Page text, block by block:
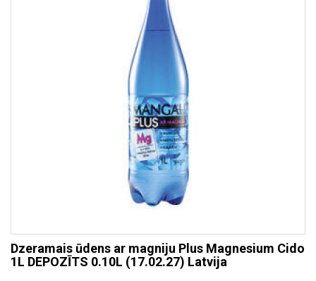
Dzeramais ūdens ar magniju Plus Magnesium Cido
1L DEPOZĪTS 0.10L (17.02.27) Latvija